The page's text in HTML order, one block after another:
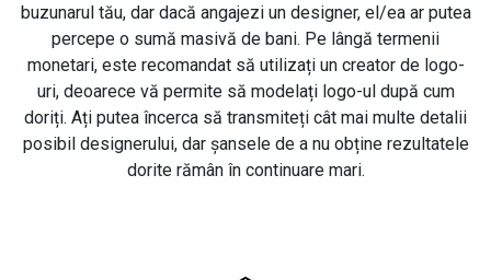
buzunarul tău, dar dacă angajezi un designer, el/ea ar putea
percepe o sumă masivă de bani. Pe lângă termenii
monetari, este recomandat să utilizați un creator de logo-
uri, deoarece vă permite să modelați logo-ul după cum
doriți. Ați putea încerca să transmiteți cât mai multe detalii
posibil designerului, dar șansele de a nu obține rezultatele
dorite rămân în continuare mari.